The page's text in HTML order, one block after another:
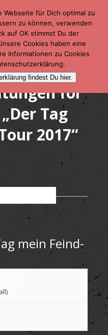
for
Tag
2017“
mein Feind-
Webseite für Dich optimal zu
zu können, verwenden
auf OK stimmst Du der
Cookies haben eine
Informationen zu Cookies
findest Du hier.